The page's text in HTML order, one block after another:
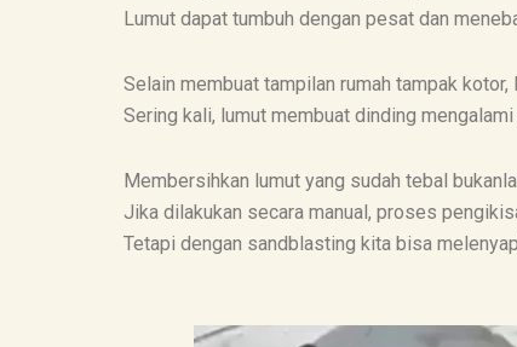
Lumut dapat tumbuh dengan pesat dan
Selain membuat tampilan rumah tampak
Sering kali, lumut membuat dinding
Membersihkan lumut yang sudah tebal
Jika dilakukan secara manual, proses
Tetapi dengan sandblasting kita bisa